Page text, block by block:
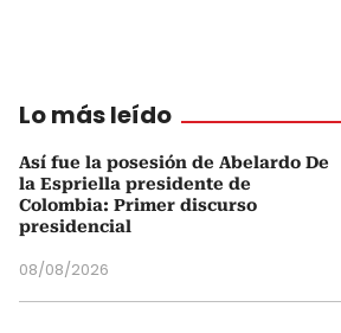
Lo más leído
Así fue la posesión de Abelardo De
la Espriella presidente de
Colombia: Primer discurso
presidencial
08/08/2026